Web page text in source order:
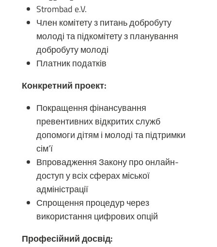
Strombad e.V.
Член комітету з питань добробуту
молоді та підкомітету з планування
добробуту молоді
Платник податків
Конкретний проект:
Покращення фінансування
превентивних відкритих служб
допомоги дітям і молоді та підтримки
сім’ї
Впровадження Закону про онлайн-
доступ у всіх сферах міської
адміністрації
Спрощення процедур через
використання цифрових опцій
Професійний досвід: